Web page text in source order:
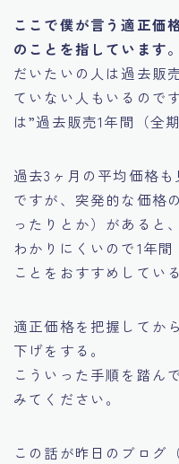
ここで僕が言う適正価
のことを指しています。
だいたいの人は過去販
ていない人もいるので
は”過去販売1年間（全
過去3ヶ月の平均価格
ですが、突発的な価格
ったりとか）があると
わかりにくいので1年
ことをおすすめしてい
適正価格を把握してか
下げをする。
こういった手順を踏ん
みてください。
この話が昨日のブログ